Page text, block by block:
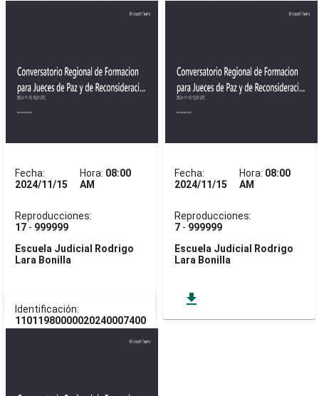
Fecha:
2024/11/15
Hora: 08:00
AM
Reproducciones:
17 - 999999
Escuela Judicial Rodrigo
Lara Bonilla
Fecha:
2024/11/15
Hora: 08:00
AM
Reproducciones:
7 - 999999
Escuela Judicial Rodrigo
Lara Bonilla
get_app
Identificación:
11011980000020240007400